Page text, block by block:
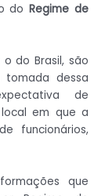
doRegime de
do Brasil, são
dessa
de
em que a
funcionários,
que